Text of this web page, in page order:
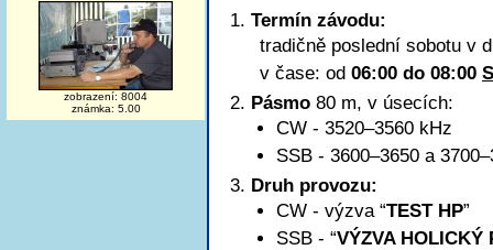
zobrazení: 8004
známka: 5.00
Termín závodu:
tradičně poslední sobotu v
v čase: od 06:00 do 08:00
Pásmo 80 m, v úsecích:
CW - 3520–3560 kHz
SSB - 3600–3650 a
Druh provozu:
CW - výzva “TEST HP”
SSB - “VÝZVA HOLICKÝ